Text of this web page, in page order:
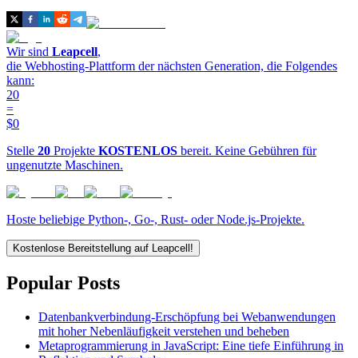
Wir sind Leapcell,
die Webhosting-Plattform der nächsten Generation, die Folgendes
kann:
20
=
$0
Stelle 20 Projekte KOSTENLOS bereit. Keine Gebühren für
ungenutzte Maschinen.
Hoste beliebige Python-, Go-, Rust- oder Node.js-Projekte.
Kostenlose Bereitstellung auf Leapcell!
Popular Posts
Datenbankverbindung-Erschöpfung bei Webanwendungen
mit hoher Nebenläufigkeit verstehen und beheben
Metaprogrammierung in JavaScript: Eine tiefe Einführung in